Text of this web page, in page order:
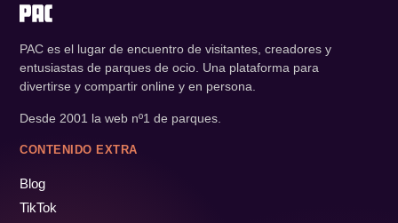
PAC es el lugar de encuentro de visitantes, creadores y
entusiastas de parques de ocio. Una plataforma para
divertirse y compartir online y en persona.
Desde 2001 la web nº1 de parques.
CONTENIDO EXTRA
Blog
TikTok